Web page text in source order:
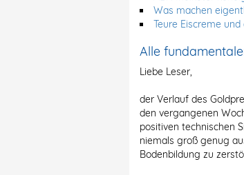
Was machen
Teure Eiscreme
Alle
Liebe Leser,
der Verlauf des
den vergangenen
positiven technischen
niemals groß genug
Bodenbildung zu